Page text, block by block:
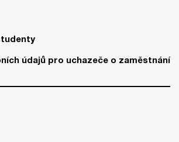
údajů pro uchazeče o zaměstnání